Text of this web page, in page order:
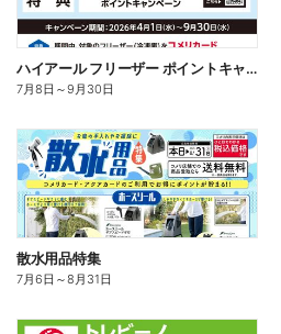
ハイアール フリーザー ポイントキャンペーン
7月8日 ～9月30日
散水用品特集
7月6日 ～8月31日